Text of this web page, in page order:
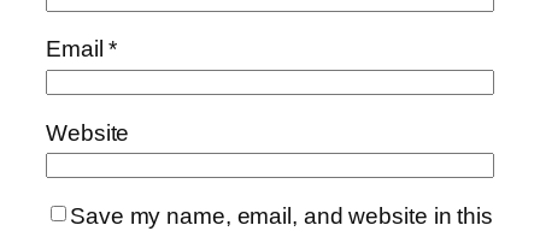
Email*
Website
Save my name, email, and website in this